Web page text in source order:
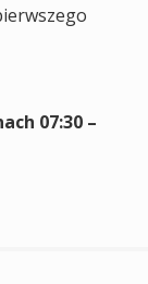
07:30 –